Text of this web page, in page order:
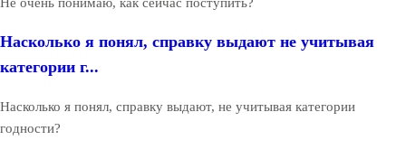
Насколько я понял, справку выдают не учитывая
категории г...
Насколько я понял, справку выдают, не учитывая категории
годности?